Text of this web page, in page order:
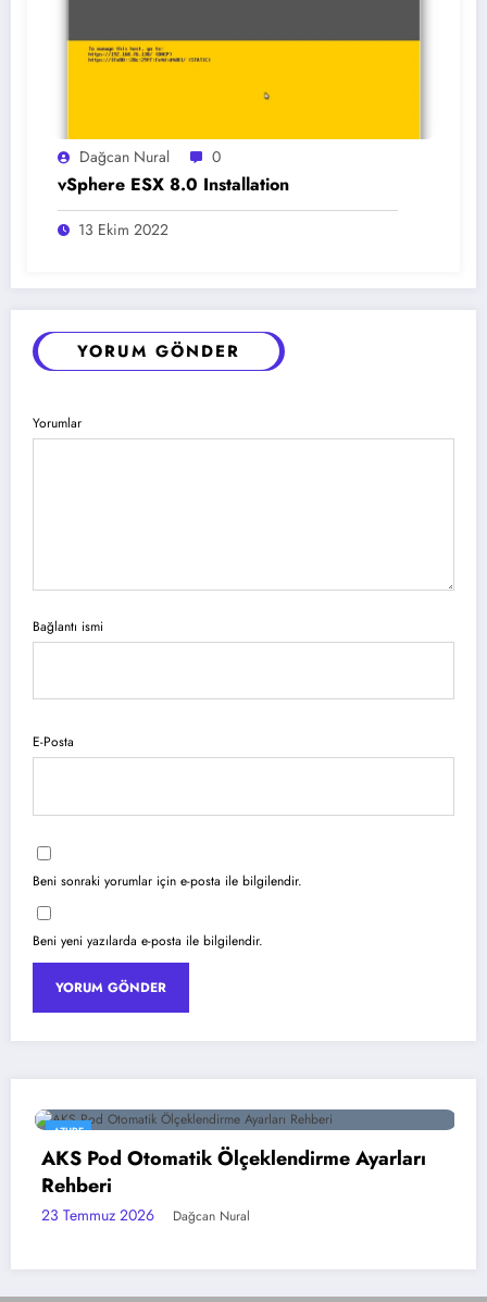
Dağcan Nural 0
vSphere ESX 8.0 Installation
13 Ekim 2022
YORUM GÖNDER
Yorumlar
Bağlantı ismi
E-Posta
Beni sonraki yorumlar için e-posta ile bilgilendir.
Beni yeni yazılarda e-posta ile bilgilendir.
AZURE
AKS Pod Otomatik Ölçeklendirme Ayarları
Rehberi
23 Temmuz 2026 Dağcan Nural